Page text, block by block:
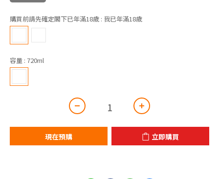
購買前請先確定閣下已年滿18歲 : 我已年滿18歲
容量 : 720ml
現在預購 立即購買